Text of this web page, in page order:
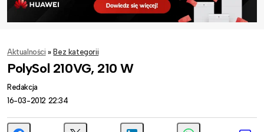
Aktualności » Bez kategorii
PolySol 210VG, 210 W
Redakcja
16-03-2012 22:34